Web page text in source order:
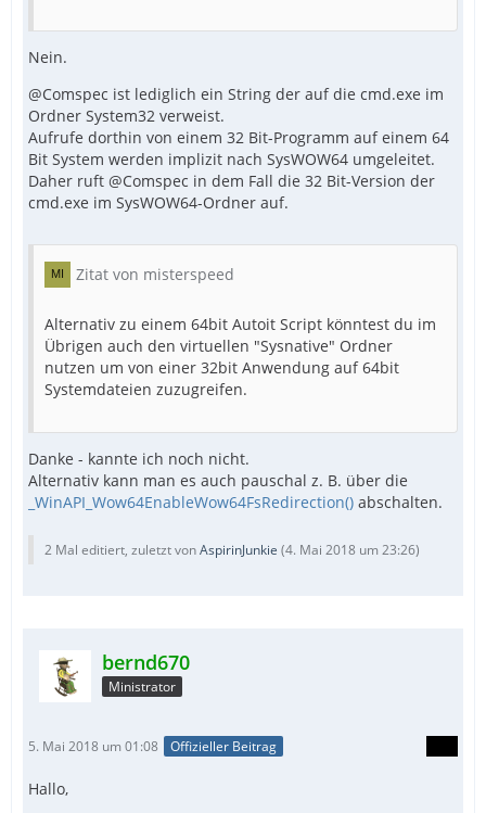
Nein.
@Comspec ist lediglich ein String der auf die cmd.exe im
Ordner System32 verweist.
Aufrufe dorthin von einem 32 Bit-Programm auf einem 64
Bit System werden implizit nach SysWOW64 umgeleitet.
Daher ruft @Comspec in dem Fall die 32 Bit-Version der
cmd.exe im SysWOW64-Ordner auf.
Zitat von misterspeed
Alternativ zu einem 64bit Autoit Script könntest du im
Übrigen auch den virtuellen "Sysnative" Ordner
nutzen um von einer 32bit Anwendung auf 64bit
Systemdateien zuzugreifen.
Danke - kannte ich noch nicht.
Alternativ kann man es auch pauschal z. B. über die
_WinAPI_Wow64EnableWow64FsRedirection() abschalten.
2 Mal editiert, zuletzt vonAspirinJunkie (4. Mai 2018 um 23:26)
bernd670
Ministrator
5. Mai 2018 um 01:08 Offizieller Beitrag
Hallo,